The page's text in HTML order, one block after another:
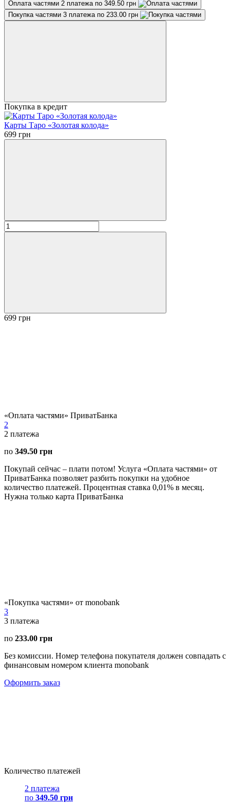
Оплата частями 2 платежа по 349.50 грн
Покупка частями 3 платежа по 233.00 грн
Покупка в кредит
Карты Таро «Золотая колода»
699 грн
699 грн
«Оплата частями» ПриватБанка
2
2 платежа
по 349.50 грн
Покупай сейчас – плати потом! Услуга «Оплата частями» от
ПриватБанка позволяет разбить покупки на удобное
количество платежей. Процентная ставка 0,01% в месяц.
Нужна только карта ПриватБанка
«Покупка частями» от monobank
3
3 платежа
по 233.00 грн
Без комиссии. Номер телефона покупателя должен совпадать с
финансовым номером клиента monobank
Оформить заказ
Количество платежей
2 платежа
по 349.50 грн